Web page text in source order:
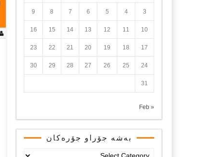
3
4
5
6
7
8
9
10
11
12
13
14
15
16
17
18
19
20
21
22
23
24
25
26
27
28
29
30
31
« Feb
بەشە جۆراو جۆرەکان